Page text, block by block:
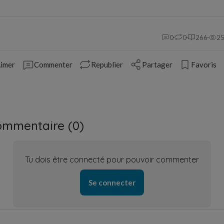
0 0 266
Commenter Republier Partager Favoris
(0)
Tu dois être connecté pour pouvoir commenter
Se connecter